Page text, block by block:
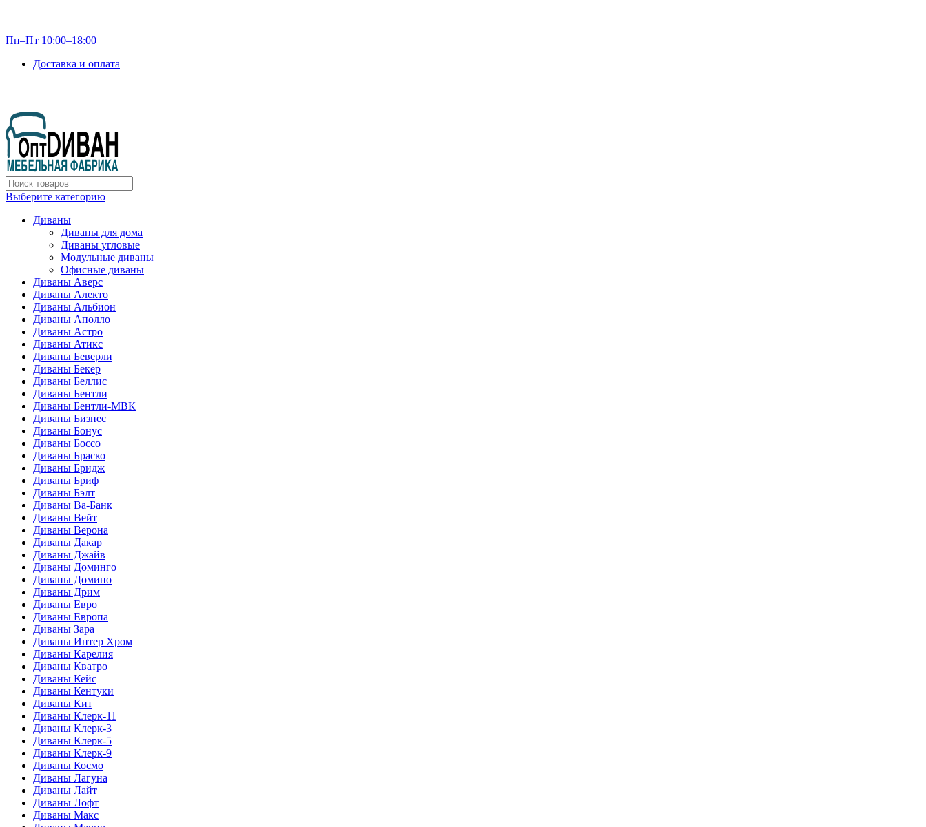
Пн–Пт 10:00–18:00
Доставка и оплата
Выберите категорию
Диваны
Диваны для дома
Диваны угловые
Модульные диваны
Офисные диваны
Диваны Аверс
Диваны Алекто
Диваны Альбион
Диваны Аполло
Диваны Астро
Диваны Атикс
Диваны Беверли
Диваны Бекер
Диваны Беллис
Диваны Бентли
Диваны Бентли-МВК
Диваны Бизнес
Диваны Бонус
Диваны Боссо
Диваны Браско
Диваны Бридж
Диваны Бриф
Диваны Бэлт
Диваны Ва-Банк
Диваны Вейт
Диваны Верона
Диваны Дакар
Диваны Джайв
Диваны Доминго
Диваны Домино
Диваны Дрим
Диваны Евро
Диваны Европа
Диваны Зара
Диваны Интер Хром
Диваны Карелия
Диваны Кватро
Диваны Кейс
Диваны Кентуки
Диваны Кит
Диваны Клерк-11
Диваны Клерк-3
Диваны Клерк-5
Диваны Клерк-9
Диваны Космо
Диваны Лагуна
Диваны Лайт
Диваны Лофт
Диваны Макс